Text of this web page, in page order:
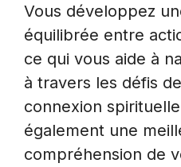
Vous développez
équilibrée entre
ce qui vous aide à
à travers les défis
connexion
également une
compréhension de